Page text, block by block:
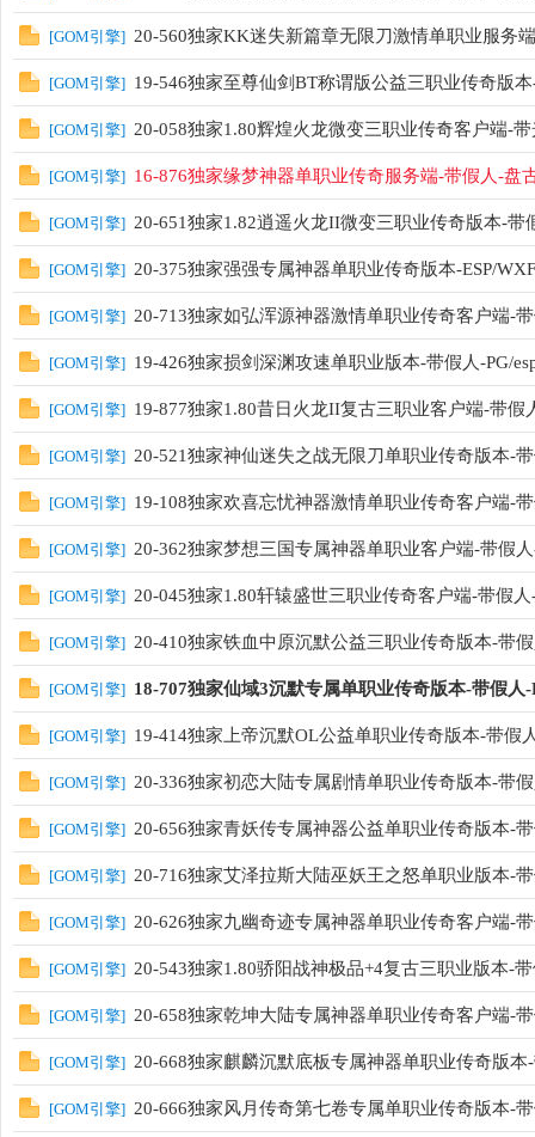
[GOM引擎] 20-560独家KK迷失新篇章无限刀激情单职业服务
[GOM引擎] 19-546独家至尊仙剑BT称谓版公益三职业传奇版
[GOM引擎] 20-058独家1.80辉煌火龙微变三职业传奇客户端-
[GOM引擎] 16-876独家缘梦神器单职业传奇服务端-带假人-盘
[GOM引擎] 20-651独家1.82逍遥火龙II微变三职业传奇版本-带
[GOM引擎] 20-375独家强强专属神器单职业传奇版本-ESP/
[GOM引擎] 20-713独家如弘浑源神器激情单职业传奇客户端-
[GOM引擎] 19-426独家损剑深渊攻速单职业版本-带假人-PG/
[GOM引擎] 19-877独家1.80昔日火龙II复古三职业客户端-带假
[GOM引擎] 20-521独家神仙迷失之战无限刀单职业传奇版本-
[GOM引擎] 19-108独家欢喜忘忧神器激情单职业传奇客户端-
[GOM引擎] 20-362独家梦想三国专属神器单职业客户端-带假
[GOM引擎] 20-045独家1.80轩辕盛世三职业传奇客户端-带假
[GOM引擎] 20-410独家铁血中原沉默公益三职业传奇版本-带
[GOM引擎] 18-707独家仙域3沉默专属单职业传奇版本-带假人
[GOM引擎] 19-414独家上帝沉默OL公益单职业传奇版本-带假
[GOM引擎] 20-336独家初恋大陆专属剧情单职业传奇版本-带
[GOM引擎] 20-656独家青妖传专属神器公益单职业传奇版本-
[GOM引擎] 20-716独家艾泽拉斯大陆巫妖王之怒单职业版本-
[GOM引擎] 20-626独家九幽奇迹专属神器单职业传奇客户端-
[GOM引擎] 20-543独家1.80骄阳战神极品+4复古三职业版本-
[GOM引擎] 20-658独家乾坤大陆专属神器单职业传奇客户端-
[GOM引擎] 20-668独家麒麟沉默底板专属神器单职业传奇版本
[GOM引擎] 20-666独家风月传奇第七卷专属单职业传奇版本-